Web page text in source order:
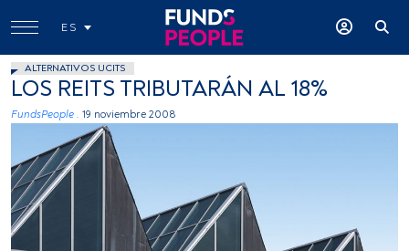
ES
ALTERNATIVOS UCITS
LOS REITS TRIBUTARÁN AL 18%
FundsPeople . 19 noviembre 2008